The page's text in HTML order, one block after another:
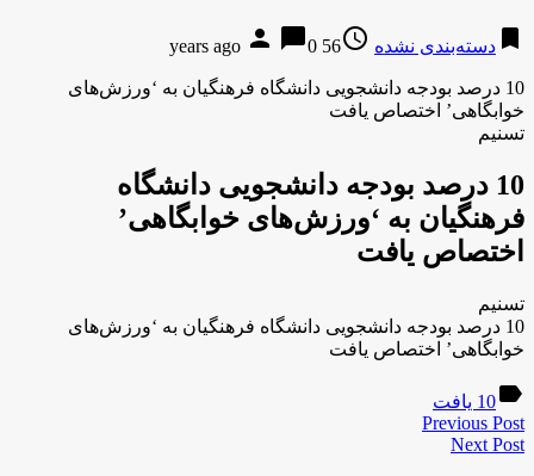
bookmark دسته‌بندی نشده access_time
56 years ago
person chat_bubble0
10 درصد بودجه‌ دانشجویی دانشگاه فرهنگیان به ‘ورزش‌های
خوابگاهی’ اختصاص یافت
تسنیم
10 درصد بودجه‌ دانشجویی دانشگاه
فرهنگیان به ‘ورزش‌های خوابگاهی’
اختصاص یافت
تسنیم
10 درصد بودجه‌ دانشجویی دانشگاه فرهنگیان به ‘ورزش‌های
خوابگاهی’ اختصاص یافت
label10 یافت
Previous Post
Next Post